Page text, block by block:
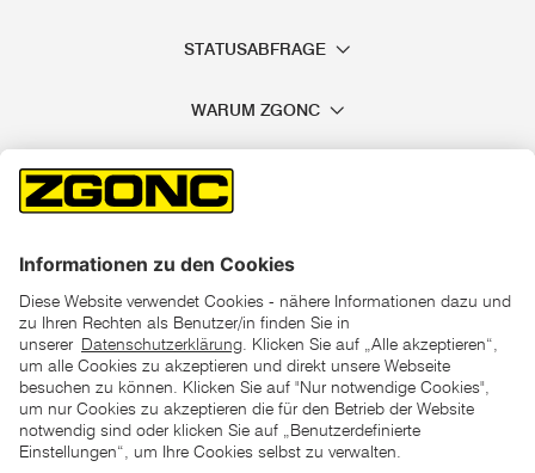
STATUSABFRAGE
WARUM ZGONC
*der "statt"-Preis ist der niedrigste von uns in den letzten 30
Tagen vor Beginn dieser Aktion verlangte Preis
unter den UVP Preisen auf dieser Website sind die